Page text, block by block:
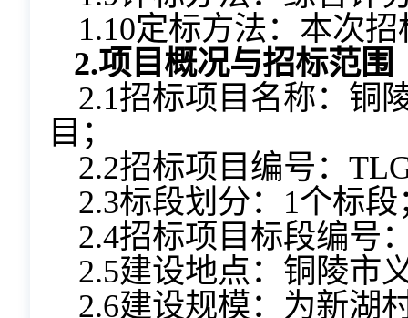
1.10定标方法：本次
2.项目概况与招标范围
2.1招标项目名称：铜
目；
2.2招标项目编号：
2.3标段划分：1个标段
2.4招标项目标段编号
2.5建设地点：铜陵市
2.6建设规模：为新湖